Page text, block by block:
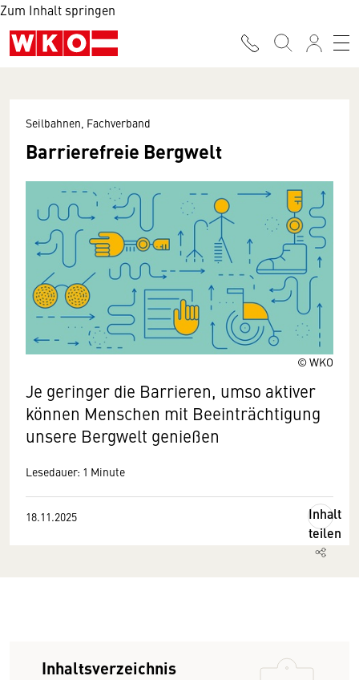
Zum Inhalt springen
© WKO
Seilbahnen, Fachverband
Barrierefreie Bergwelt
Je geringer die Barrieren, umso aktiver
können Menschen mit Beeinträchtigung
unsere Bergwelt genießen
Lesedauer: 1 Minute
18.11.2025
Inhalt
teilen
Inhaltsverzeichnis